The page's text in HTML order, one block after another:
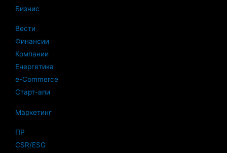
Бизнис
Вести
Финансии
Компании
Енергетика
e-Commerce
Старт-апи
Маркетинг
ПР
CSR/ESG